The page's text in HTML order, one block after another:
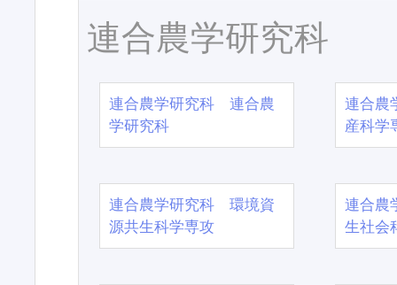
連合農学研究科
連合農学研究科 連合農
学研究科
連合農
産科学
連合農学研究科 環境資
源共生科学専攻
連合農
生社会